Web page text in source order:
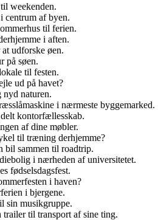
weekenden.
centrum af byen.
til ferien.
i aften.
udforske øen.
på søen.
til festen.
ud på havet?
naturen.
i nærmeste byggemarked.
kontorfællesskab.
af dine møbler.
til træning derhjemme?
bil sammen til roadtrip.
i nærheden af universitetet.
fødselsdagsfest.
i haven?
i bjergene.
sin musikgruppe.
trailer til transport af sine ting.